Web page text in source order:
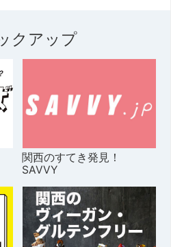
クアップ
関西のすてき発見！
SAVVY